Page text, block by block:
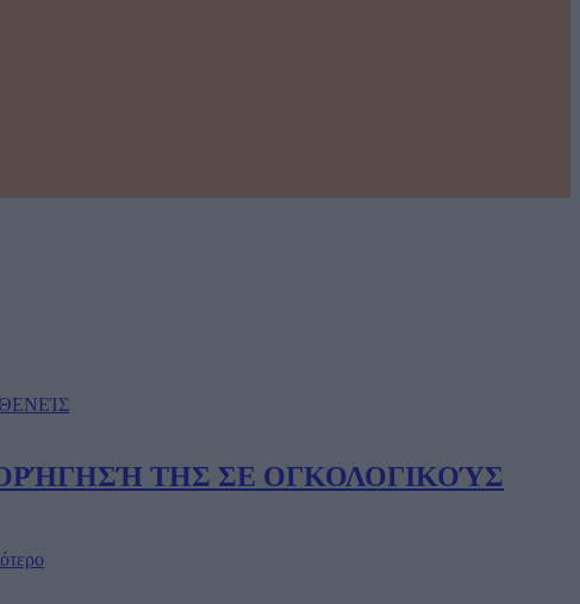
ΤΗΣ ΣΕ ΟΓΚΟΛΟΓΙΚΟΎΣ